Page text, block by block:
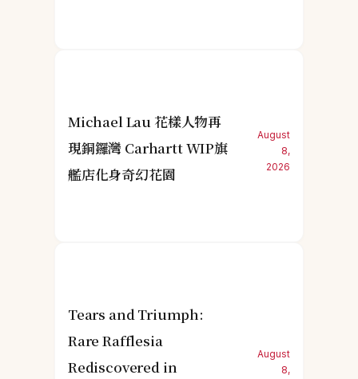
Michael Lau 花樣人物再
現銅鑼灣 Carhartt WIP旗
艦店化身奇幻花園
August
8,
2026
Tears and Triumph:
Rare Rafflesia
Rediscovered in
August
8,